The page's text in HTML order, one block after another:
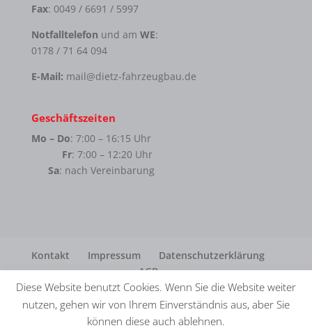
Fax: 0049 / 6691 / 5997
Notfalltelefon und am WE:
0178 / 71 64 094
E-Mail: mail@dietz-fahrzeugbau.de
Geschäftszeiten
Mo – Do: 7:00 – 16:15 Uhr
Fr: 7:00 – 12:20 Uhr
Sa: nach Vereinbarung
Kontakt Impressum
Datenschutzerklärung
AGB
Diese Website benutzt Cookies. Wenn Sie die Website weiter
nutzen, gehen wir von Ihrem Einverständnis aus, aber Sie
können diese auch ablehnen.